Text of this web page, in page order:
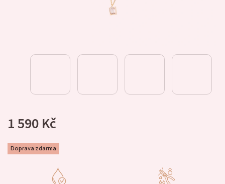
1 590 Kč
Doprava zdarma